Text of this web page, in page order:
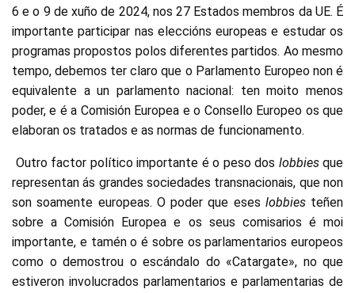
6 e o 9 de xuño de 2024, nos 27 Estados membros da UE. É
importante participar nas eleccións europeas e estudar os
programas propostos polos diferentes partidos. Ao mesmo
tempo, debemos ter claro que o Parlamento Europeo non é
equivalente a un parlamento nacional: ten moito menos
poder, e é a Comisión Europea e o Consello Europeo os que
elaboran os tratados e as normas de funcionamento.
Outro factor político importante é o peso dos lobbiesque
representan ás grandes sociedades transnacionais, que non
son soamente europeas. O poder que eses lobbiesteñen
sobre a Comisión Europea e os seus comisarios é moi
importante, e tamén o é sobre os parlamentarios europeos
como o demostrou o escándalo do «Catargate», no que
estiveron involucrados parlamentarios e parlamentarias de